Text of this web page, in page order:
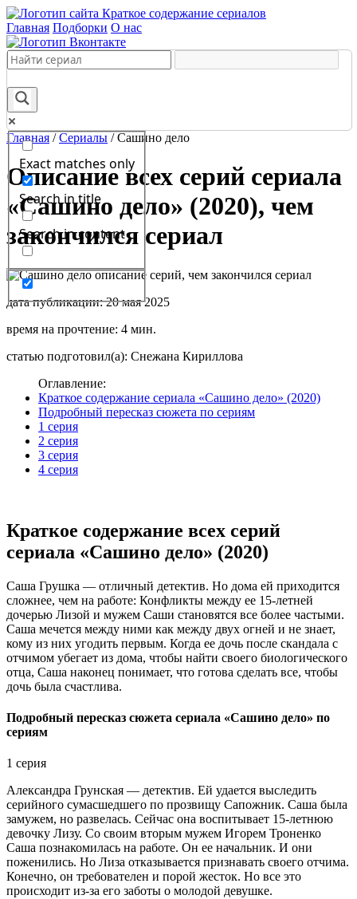
Краткое содержание сериалов
Главная Подборки О нас
Exact matches only
Search in title
Search in content
Главная /Сериалы /Сашино дело
Описание всех серий сериала
«Сашино дело» (2020), чем
закончился сериал
дата публикации: 20 мая 2025
время на прочтение: 4 мин.
статью подготовил(а): Снежана Кириллова
Оглавление:
Краткое содержание сериала «Сашино дело» (2020)
Подробный пересказ сюжета по сериям
1 серия
2 серия
3 серия
4 серия
Краткое содержание всех серий
сериала «Сашино дело» (2020)
Саша Грушка — отличный детектив. Но дома ей приходится
сложнее, чем на работе: Конфликты между ее 15-летней
дочерью Лизой и мужем Саши становятся все более частыми.
Саша мечется между ними как между двух огней и не знает,
кому из них угодить первым. Когда ее дочь после скандала с
отчимом убегает из дома, чтобы найти своего биологического
отца, Саша наконец понимает, что готова сделать все, чтобы
дочь была счастлива.
Подробный пересказ сюжета сериала «Сашино дело» по
сериям
1 серия
Александра Грунская — детектив. Ей удается выследить
серийного сумасшедшего по прозвищу Сапожник. Саша была
замужем, но развелась. Сейчас она воспитывает 15-летнюю
девочку Лизу. Со своим вторым мужем Игорем Троненко
Саша познакомилась на работе. Он ее начальник. И они
поженились. Но Лиза отказывается признавать своего отчима.
Конечно, он требователен и порой жесток. Но все это
происходит из-за его заботы о молодой девушке.